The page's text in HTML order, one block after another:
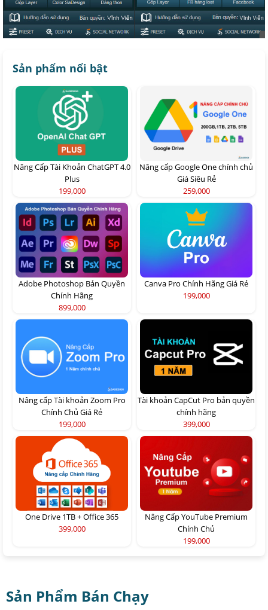
Sản phẩm nổi bật
Nâng Cấp Tài Khoản ChatGPT 4.0
Plus
199,000
Nâng cấp Google One chính chủ
Giá Siêu Rẻ
259,000
Adobe Photoshop Bản Quyền
Chính Hãng
899,000
Canva Pro Chính Hãng Giá Rẻ
199,000
Nâng cấp Tài khoản Zoom Pro
Chính Chủ Giá Rẻ
199,000
Tài khoản CapCut Pro bản quyền
chính hãng
399,000
One Drive 1TB + Office 365
399,000
Nâng Cấp YouTube Premium
Chính Chủ
199,000
Sản Phẩm Bán Chạy